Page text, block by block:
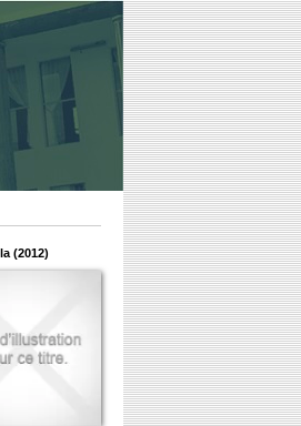
(2012)